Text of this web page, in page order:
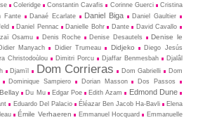
Coleridge Constantin Cavafis Corinne Guerci
Cristina
Fante Danaé Ecarlate Daniel Biga Daniel Gaultier
Daniel Pennac Danielle Bohr Dante
David Cavallo
Osamu Denis Roche Denise Desautels
Denise le
Manyach Didier Trumeau Didjeko
Diego Jesús
Christodoùlou Dimitri Porcu Djaffar Benmesbah
Djalâl
Djamīl Dom Corrieras Dom Gabrielli
Dom
Dominique Sampiero Dorian Masson
Dos Passos
Du Mu Edgar Poe Edith Azam
Edmond Dune
Eduardo Del Palacio Éléazar Ben Jacob Ha-Bavli
Elena
Émile Verhaeren Emmanuel Hocquard
Emmanuelle